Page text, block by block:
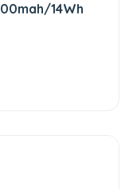
14Wh